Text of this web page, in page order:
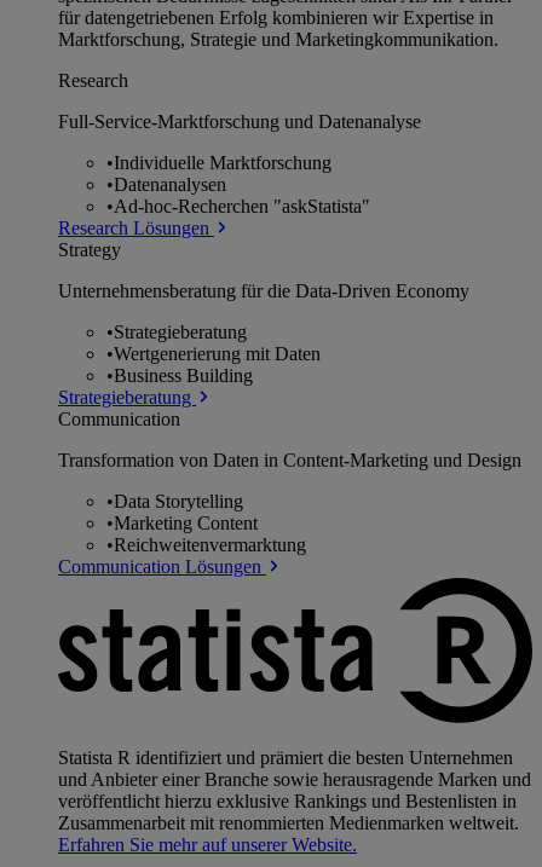
für datengetriebenen Erfolg kombinieren wir Expertise in
Marktforschung, Strategie und Marketingkommunikation.
Research
Full-Service-Marktforschung und Datenanalyse
•Individuelle Marktforschung
•Datenanalysen
•Ad-hoc-Recherchen "askStatista"
Research Lösungen
Strategy
Unternehmens­beratung für die Data-Driven Economy
•Strategieberatung
•Wertgenerierung mit Daten
•Business Building
Strategieberatung
Communication
Transformation von Daten in Content-Marketing und Design
•Data Storytelling
•Marketing Content
•Reichweitenvermarktung
Communication Lösungen
Statista R identifiziert und prämiert die besten Unternehmen
und Anbieter einer Branche sowie herausragende Marken und
veröffentlicht hierzu exklusive Rankings und Bestenlisten in
Zusammenarbeit mit renommierten Medienmarken weltweit.
Erfahren Sie mehr auf unserer Website.